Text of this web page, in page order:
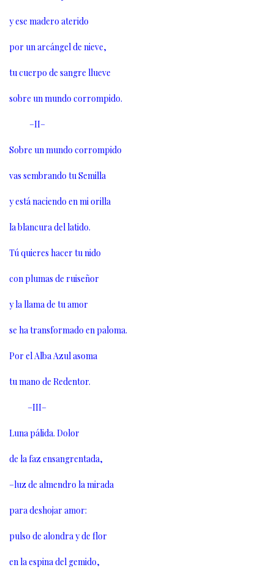
y ese madero aterido
por un arcángel de nieve,
tu cuerpo de sangre llueve
sobre un mundo corrompido.
–II–
Sobre un mundo corrompido
vas sembrando tu Semilla
y está naciendo en mi orilla
la blancura del latido.
Tú quieres hacer tu nido
con plumas de ruiseñor
y la llama de tu amor
se ha transformado en paloma.
Por el Alba Azul asoma
tu mano de Redentor.
–III–
Luna pálida. Dolor
de la faz ensangrentada,
–luz de almendro la mirada
para deshojar amor:
pulso de alondra y de flor
en la espina del gemido,